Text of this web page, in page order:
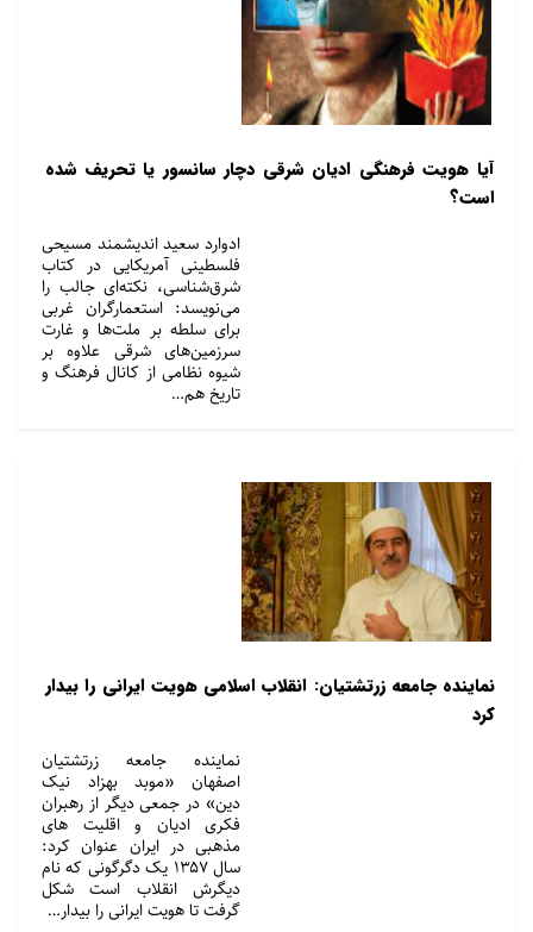
آیا هویت فرهنگی ادیان شرقی دچار سانسور یا تحریف شده
است؟
ادوارد سعید اندیشمند مسیحی
فلسطینی آمریکایی در کتاب
شرق‌شناسی، نکته‌ای جالب را
می‌نویسد: استعمارگران غربی
برای سلطه بر ملت‌ها و غارت
سرزمین‌های شرقی علاوه بر
شیوه نظامی از کانال فرهنگ و
تاریخ هم…
نماینده جامعه زرتشتیان: انقلاب اسلامی هویت ایرانی را بیدار
کرد
نماینده جامعه زرتشتیان
اصفهان «موبد بهزاد نیک
دین» در جمعی دیگر از رهبران
فکری ادیان و اقلیت های
مذهبی در ایران عنوان کرد:
سال ۱۳۵۷ یک دگرگونی که نام
دیگرش انقلاب است شکل
گرفت تا هویت ایرانی را بیدار…